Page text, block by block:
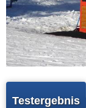
Testergebnis